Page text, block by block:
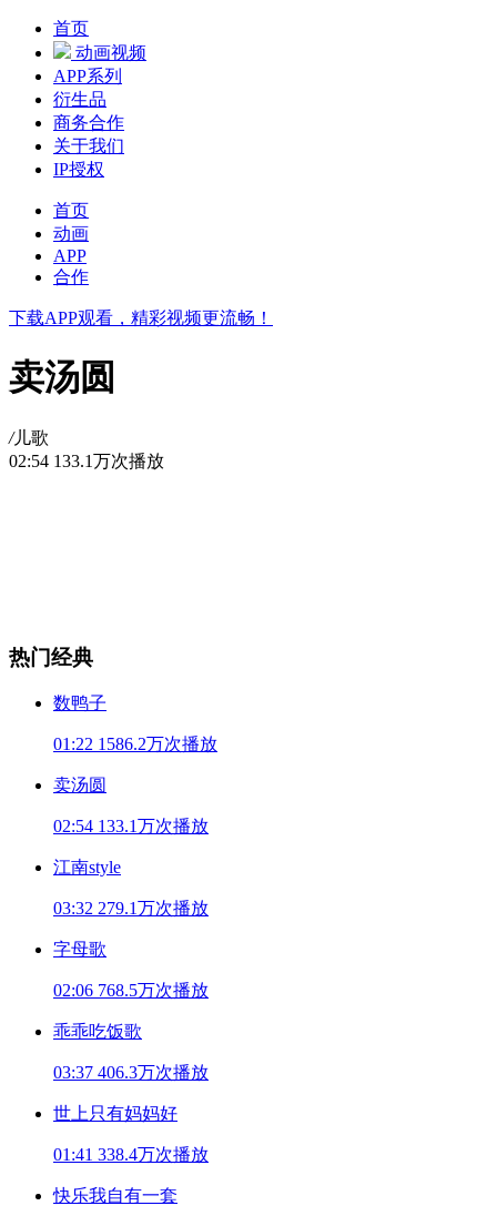
首页
动画视频
APP系列
衍生品
商务合作
关于我们
IP授权
首页
动画
APP
合作
下载APP观看，精彩视频更流畅！
卖汤圆
/儿歌
02:54 133.1万次播放
热门经典
数鸭子
01:22 1586.2万次播放
卖汤圆
02:54 133.1万次播放
江南style
03:32 279.1万次播放
字母歌
02:06 768.5万次播放
乖乖吃饭歌
03:37 406.3万次播放
世上只有妈妈好
01:41 338.4万次播放
快乐我自有一套